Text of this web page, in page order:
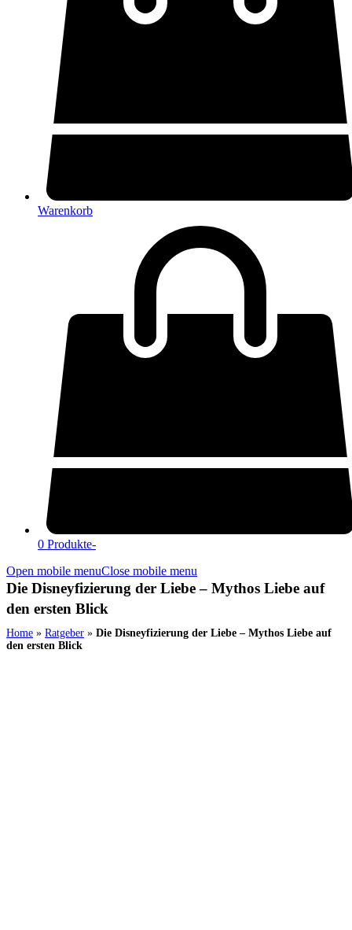
Warenkorb
0 Produkte-
Open mobile menuClose mobile menu
Die Disneyfizierung der Liebe – Mythos Liebe auf
den ersten Blick
Home » Ratgeber » Die Disneyfizierung der Liebe – Mythos Liebe auf
den ersten Blick